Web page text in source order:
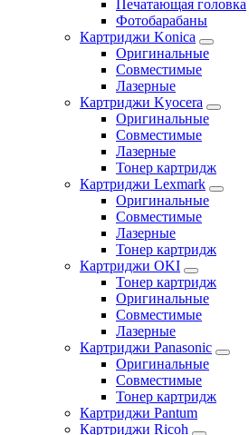
Печатающая головка
Фотобарабаны
Картриджи Konica
Оригинальные
Совместимые
Лазерные
Картриджи Kyocera
Оригинальные
Совместимые
Лазерные
Тонер картридж
Картриджи Lexmark
Оригинальные
Совместимые
Лазерные
Тонер картридж
Картриджи OKI
Тонер картридж
Оригинальные
Совместимые
Лазерные
Картриджи Panasonic
Оригинальные
Совместимые
Тонер картридж
Картриджи Pantum
Картриджи Ricoh